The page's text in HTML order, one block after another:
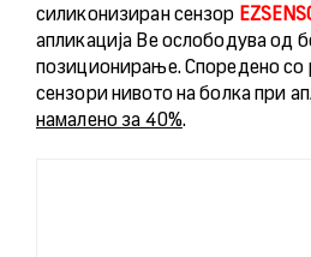
силиконизиран сензор
апликација Ве ослободува од
позиционирање. Споредено со
сензори нивото на болка при
намалено за 40%.